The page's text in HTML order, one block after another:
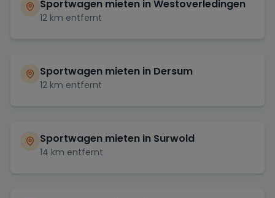
Sportwagen mieten inWestoverledingen
12 km entfernt
Sportwagen mieten in Dersum
12 km entfernt
Sportwagen mieten in Surwold
14 km entfernt